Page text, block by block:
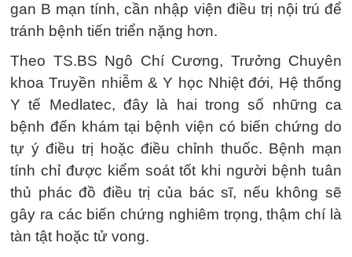
gan B mạn tính, cần nhập viện điều trị nội trú để
tránh bệnh tiến triển nặng hơn.
Theo TS.BS Ngô Chí Cương, Trưởng Chuyên
khoa Truyền nhiễm & Y học Nhiệt đới, Hệ thống
Y tế Medlatec, đây là hai trong số những ca
bệnh đến khám tại bệnh viện có biến chứng do
tự ý điều trị hoặc điều chỉnh thuốc. Bệnh mạn
tính chỉ được kiểm soát tốt khi người bệnh tuân
thủ phác đồ điều trị của bác sĩ, nếu không sẽ
gây ra các biến chứng nghiêm trọng, thậm chí là
tàn tật hoặc tử vong.